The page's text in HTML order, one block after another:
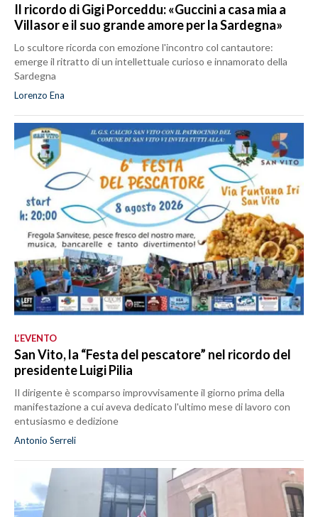
Il ricordo di Gigi Porceddu: «Guccini a casa mia a
Villasor e il suo grande amore per la Sardegna»
Lo scultore ricorda con emozione l'incontro col cantautore:
emerge il ritratto di un intellettuale curioso e innamorato della
Sardegna
Lorenzo Ena
L’EVENTO
San Vito, la “Festa del pescatore” nel ricordo del
presidente Luigi Pilia
Il dirigente è scomparso improvvisamente il giorno prima della
manifestazione a cui aveva dedicato l'ultimo mese di lavoro con
entusiasmo e dedizione
Antonio Serreli